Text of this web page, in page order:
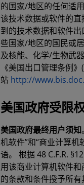
的国家/地区的任何适
该技术数据或软件的
到的技术数据和软件
些国家/地区的国民或
及核能、化学/生物武
《美国出口管理条例
站 http://
美国政府受限
美国政府最终用户须知
机软件”和“商业计算机
语。 根据 48 C.F.R.
用该商业计算机软件
的条款和条件授予所